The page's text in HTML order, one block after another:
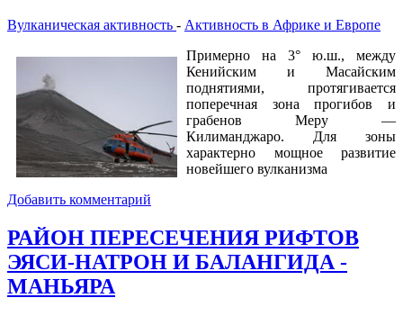
Вулканическая активность - Активность в Африке и Европе
Примерно на 3° ю.ш., между
Кенийским и Масайским
поднятиями, протягивается
поперечная зона прогибов и
грабенов Меру —
Килиманджаро. Для зоны
характерно мощное развитие
новейшего вулканизма
Добавить комментарий
РАЙОН ПЕРЕСЕЧЕНИЯ РИФТОВ
ЭЯСИ-НАТРОН И БАЛАНГИДА -
МАНЬЯРА